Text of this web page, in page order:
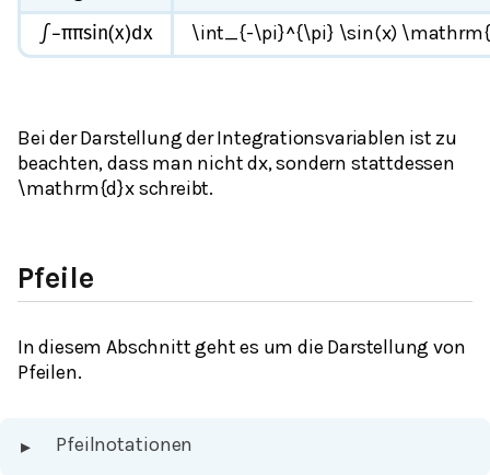
∫ −ππsin(x)dx \int_{-\pi}^{\pi} \sin(x)
Bei der Darstellung der Integrationsvariablen ist zu
beachten, dass man nicht dx, sondern stattdessen
\mathrm{d}x schreibt.
Pfeile
In diesem Abschnitt geht es um die Darstellung von
Pfeilen.
▸ Pfeilnotationen